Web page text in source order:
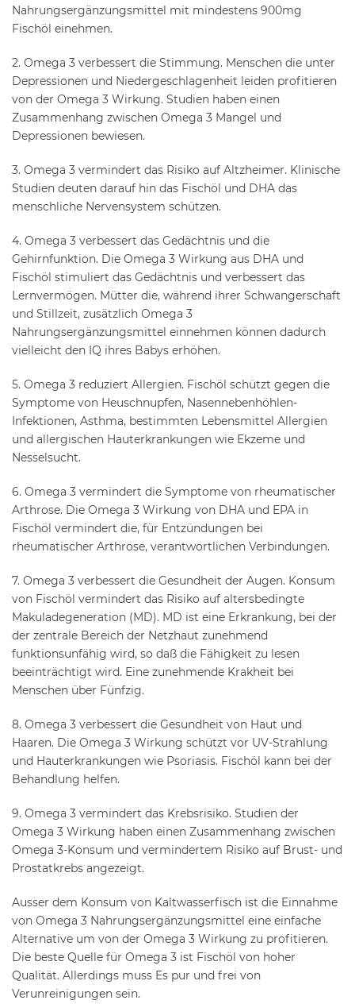
Nahrungsergänzungsmittel mit mindestens 900mg
Fischöl einehmen.
2. Omega 3 verbessert die Stimmung. Menschen die unter
Depressionen und Niedergeschlagenheit leiden profitieren
von der Omega 3 Wirkung. Studien haben einen
Zusammenhang zwischen Omega 3 Mangel und
Depressionen bewiesen.
3. Omega 3 vermindert das Risiko auf Altzheimer. Klinische
Studien deuten darauf hin das Fischöl und DHA das
menschliche Nervensystem schützen.
4. Omega 3 verbessert das Gedächtnis und die
Gehirnfunktion. Die Omega 3 Wirkung aus DHA und
Fischöl stimuliert das Gedächtnis und verbessert das
Lernvermögen. Mütter die, während ihrer Schwangerschaft
und Stillzeit, zusätzlich Omega 3
Nahrungsergänzungsmittel einnehmen können dadurch
vielleicht den IQ ihres Babys erhöhen.
5. Omega 3 reduziert Allergien. Fischöl schützt gegen die
Symptome von Heuschnupfen, Nasennebenhöhlen-
Infektionen, Asthma, bestimmten Lebensmittel Allergien
und allergischen Hauterkrankungen wie Ekzeme und
Nesselsucht.
6. Omega 3 vermindert die Symptome von rheumatischer
Arthrose. Die Omega 3 Wirkung von DHA und EPA in
Fischöl vermindert die, für Entzündungen bei
rheumatischer Arthrose, verantwortlichen Verbindungen.
7. Omega 3 verbessert die Gesundheit der Augen. Konsum
von Fischöl vermindert das Risiko auf altersbedingte
Makuladegeneration (MD). MD ist eine Erkrankung, bei der
der zentrale Bereich der Netzhaut zunehmend
funktionsunfähig wird, so daß die Fähigkeit zu lesen
beeinträchtigt wird. Eine zunehmende Krakheit bei
Menschen über Fünfzig.
8. Omega 3 verbessert die Gesundheit von Haut und
Haaren. Die Omega 3 Wirkung schützt vor UV-Strahlung
und Hauterkrankungen wie Psoriasis. Fischöl kann bei der
Behandlung helfen.
9. Omega 3 vermindert das Krebsrisiko. Studien der
Omega 3 Wirkung haben einen Zusammenhang zwischen
Omega 3-Konsum und vermindertem Risiko auf Brust- und
Prostatkrebs angezeigt.
Ausser dem Konsum von Kaltwasserfisch ist die Einnahme
von Omega 3 Nahrungsergänzungsmittel eine einfache
Alternative um von der Omega 3 Wirkung zu profitieren.
Die beste Quelle für Omega 3 ist Fischöl von hoher
Qualität. Allerdings muss Es pur und frei von
Verunreinigungen sein.